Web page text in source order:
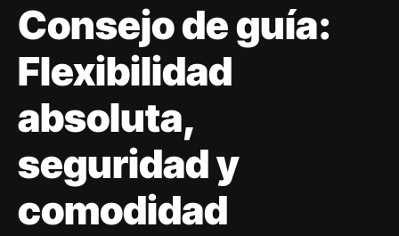
Consejo de guía:
Flexibilidad
absoluta,
seguridad y
comodidad